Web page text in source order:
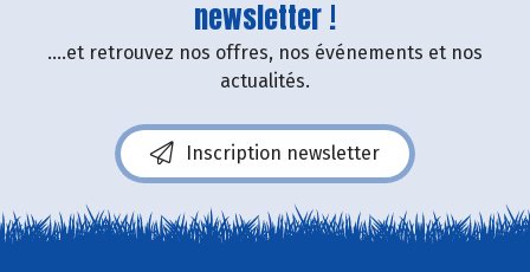
newsletter !
....et retrouvez nos offres, nos événements et nos
actualités.
Inscription newsletter